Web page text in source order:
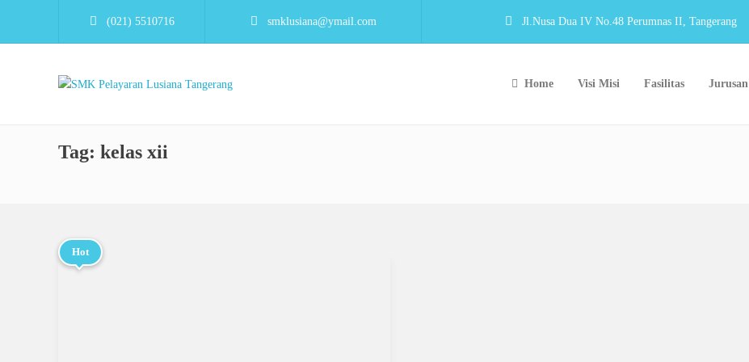
(021) 5510716 smklusiana@ymail.com Jl.Nusa Dua IV No.48 Perumnas II, Tangerang
Home Visi Misi Fasilitas Jurusan
Tag: kelas xii
Hot